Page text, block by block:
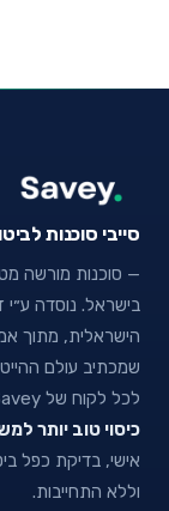
סייבי סוכנות לביטוח
— סוכנות מורשה
הישראלית, מתוך
שמכתיב עולם
לכל לקוח של Savey —
כיסוי טוב יותר
אישי, בדיקת כפל
וללא התחייבות.